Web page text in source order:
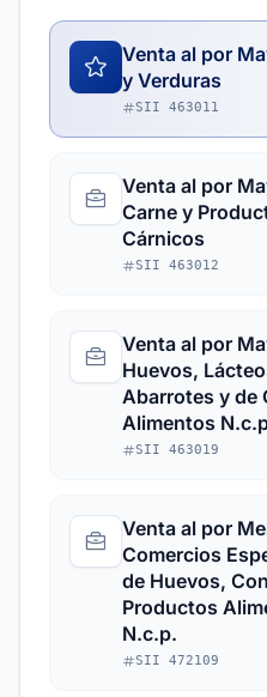
Venta al por
y Verduras
SII 463011
Venta al por
Carne y
Cárnicos
SII 463012
Venta al por
Huevos,
Abarrotes y de
Alimentos
SII 463019
Venta al por
Comercios
de Huevos,
Productos
N.c.p.
SII 472109